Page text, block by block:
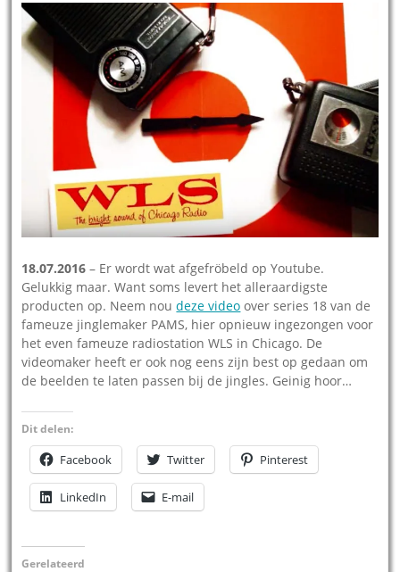
18.07.2016 – Er wordt wat afgefröbeld op Youtube.
Gelukkig maar. Want soms levert het alleraardigste
producten op. Neem noudeze video over series 18 van de
fameuze jinglemaker PAMS, hier opnieuw ingezongen voor
het even fameuze radiostation WLS in Chicago. De
videomaker heeft er ook nog eens zijn best op gedaan om
de beelden te laten passen bij de jingles. Geinig hoor…
Dit delen:
Facebook Twitter Pinterest
LinkedIn E-mail
Gerelateerd